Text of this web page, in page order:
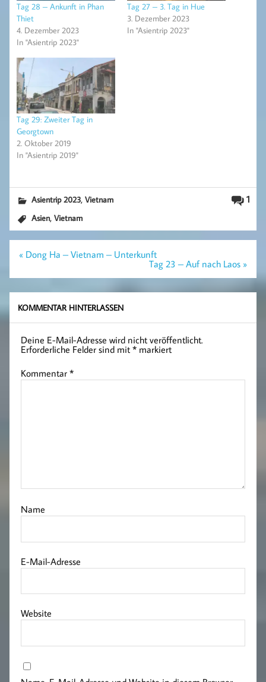
Tag 28 – Ankunft in Phan
Thiet
4. Dezember 2023
In "Asientrip 2023"
Tag 27 – 3. Tag in Hue
3. Dezember 2023
In "Asientrip 2023"
Tag 29: Zweiter Tag in
Georgtown
2. Oktober 2019
In "Asientrip 2019"
1
Asientrip 2023,Vietnam
Asien,Vietnam
Beitragsnavigation
« Dong Ha – Vietnam – Unterkunft
Tag 23 – Auf nach Laos »
KOMMENTAR HINTERLASSEN
Deine E-Mail-Adresse wird nicht veröffentlicht.
Erforderliche Felder sind mit* markiert
Kommentar*
Name
E-Mail-Adresse
Website